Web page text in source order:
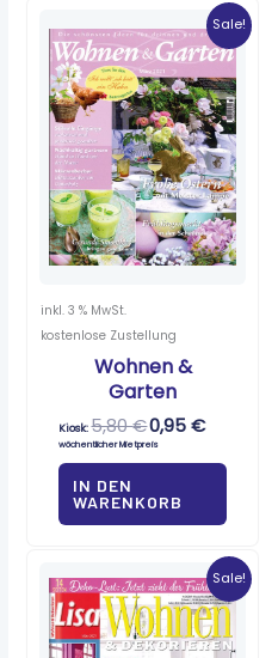
Sale!
inkl. 3 % MwSt.
kostenlose Zustellung
Wohnen &
Garten
Kiosk:5,80€
war:
5,80 €
0,95€
Preis
ist:
0,95 €.
wöchentlicher Mietpreis
IN DEN
WARENKORB
Sale!
Ursprünglicher
war:
3,80 €
Aktueller
Preis
ist:
0,60 €.